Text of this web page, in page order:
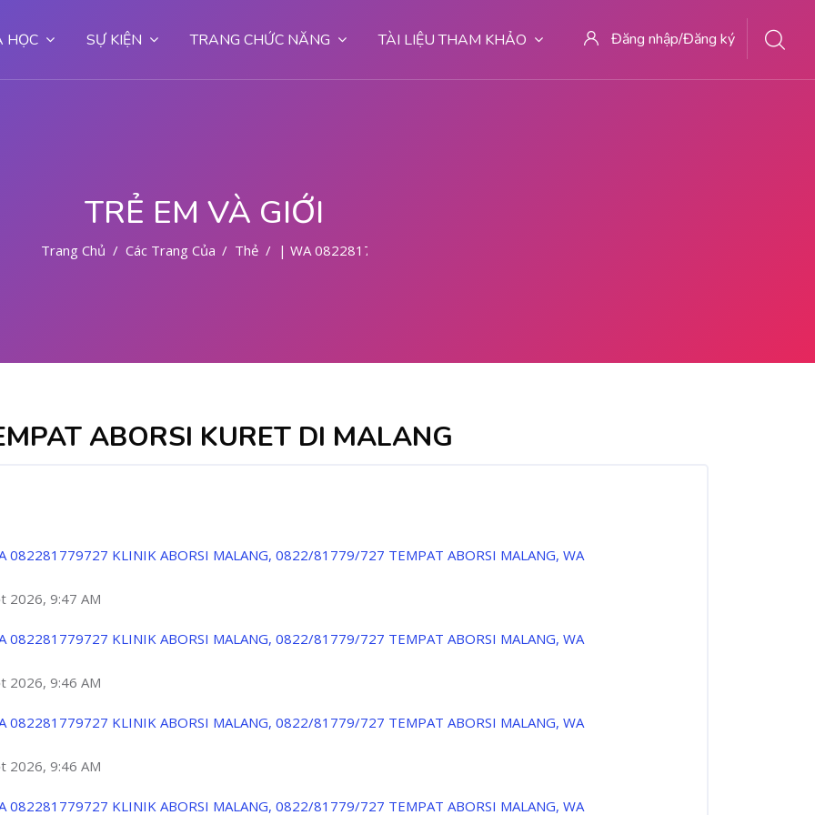
HỌC SỰ KIỆN TRANG CHỨC NĂNG TÀI LIỆU THAM KHẢO Đăng nhập/Đăng ký
TRẺ EM VÀ GIỚI
Trang Chủ Các Trang Của Hệ Thống
Thẻ | WA 082281779727 TEMPAT ABORSI KURET DI MALANG
ABORSI KURET DI MALANG
082281779727 KLINIK ABORSI MALANG, 0822/81779/727 TEMPAT ABORSI MALANG, WA
2026, 9:47 AM
082281779727 KLINIK ABORSI MALANG, 0822/81779/727 TEMPAT ABORSI MALANG, WA
2026, 9:46 AM
082281779727 KLINIK ABORSI MALANG, 0822/81779/727 TEMPAT ABORSI MALANG, WA
2026, 9:46 AM
082281779727 KLINIK ABORSI MALANG, 0822/81779/727 TEMPAT ABORSI MALANG, WA